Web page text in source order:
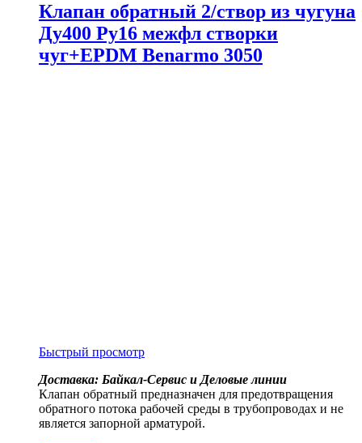
Клапан обратный 2/створ из чугуна
Ду400 Ру16 межфл створки
чуг+EPDM Benarmo 3050
Быстрый просмотр
Доставка: Байкал-Сервис и Деловые линии
Клапан обратный предназначен для предотвращения
обратного потока рабочей среды в трубопроводах и не
является запорной арматурой.